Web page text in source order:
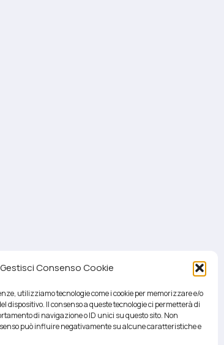
Gestisci Consenso Cookie
utilizziamo tecnologie come i cookie per memorizzare e/o
dispositivo. Il consenso a queste tecnologie ci permetterà di
di navigazione o ID unici su questo sito. Non
può influire negativamente su alcune caratteristiche e